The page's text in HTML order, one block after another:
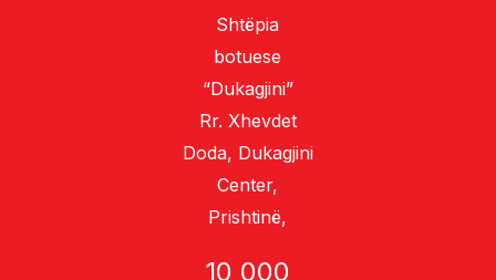
Shtëpia
botuese
“Dukagjini”
Rr. Xhevdet
Doda, Dukagjini
Center,
Prishtinë,
10 000